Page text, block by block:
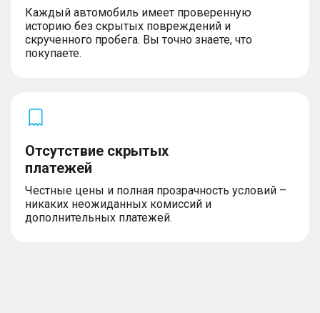
Каждый автомобиль имеет проверенную
историю без скрытых повреждений и
скрученного пробега. Вы точно знаете, что
покупаете.
Отсутствие скрытых
платежей
Честные цены и полная прозрачность условий –
никаких неожиданных комиссий и
дополнительных платежей.